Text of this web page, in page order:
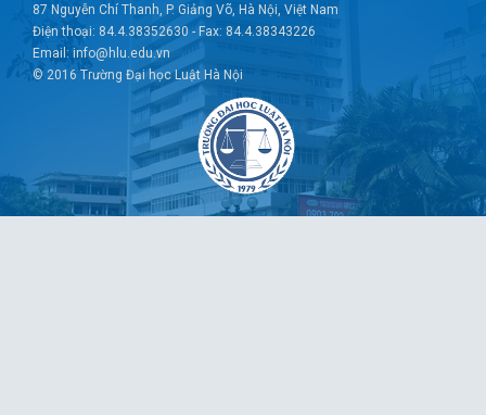
87 Nguyễn Chí Thanh, P. Giảng Võ, Hà Nội, Việt Nam
Điện thoại: 84.4.38352630 - Fax: 84.4.38343226
Email: info@hlu.edu.vn
© 2016 Trường Đại học Luật Hà Nội